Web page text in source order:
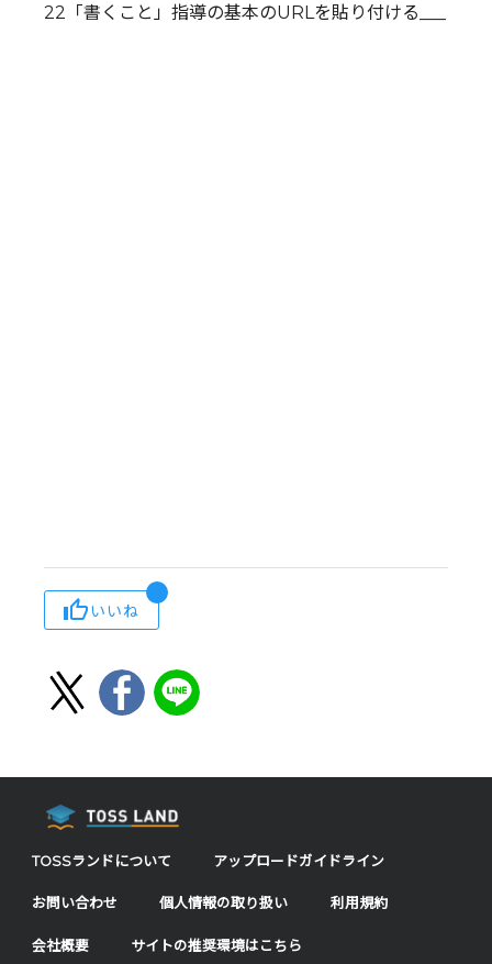
22「書くこと」指導の基本のURLを貼り付ける___
いいね
TOSSランドについて アップロードガイドライン
お問い合わせ 個人情報の取り扱い 利用規約
会社概要 サイトの推奨環境はこちら